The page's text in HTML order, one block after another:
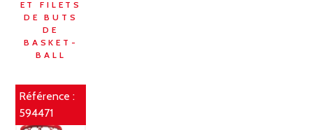
ET FILETS
DE BUTS
DE
BASKET-
BALL
Référence :
594471